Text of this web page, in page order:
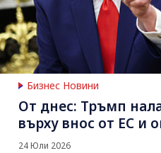
Бизнес Новини
От днес: Тръмп
върху внос от ЕС и
24 Юли 2026